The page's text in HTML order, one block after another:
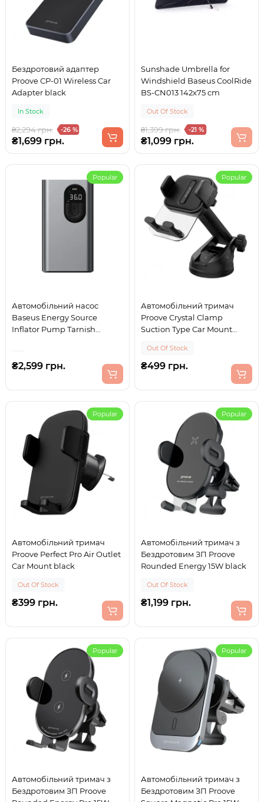
Бездротовий адаптер
Proove СP-01 Wireless Car
Adapter black
In Stock
₴2,294 грн. -26 %
₴1,699 грн.
Sunshade Umbrella for
Windshield Baseus CoolRide
BS-CN013 142x75 cm
Out Of Stock
₴1,399 грн. -21 %
₴1,099 грн.
Popular
Автомобільний насос
Baseus Energy Source
Inflator Pump Tarnish
₴2,599 грн.
Popular
Автомобільний тримач
Proove Crystal Clamp
Suction Type Car Mount
Out Of Stock
₴499 грн.
Popular
Автомобільний тримач
Proove Perfect Pro Air Outlet
Car Mount black
Out Of Stock
₴399 грн.
Popular
Автомобільний тримач з
Бездротовим ЗП Proove
Rounded Energy 15W black
Out Of Stock
₴1,199 грн.
Popular
Автомобільний тримач з
Бездротовим ЗП Proove
Popular
Автомобільний тримач з
Бездротовим ЗП Proove